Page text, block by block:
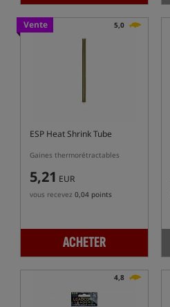
Vente 5,0
ESP Heat Shrink Tube
Gaines thermorétractables
5,21 EUR
vous recevez 0,04 points
ACHETER
4,8